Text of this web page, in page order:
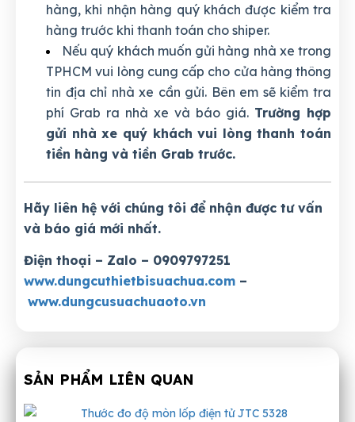
hàng, khi nhận hàng quý khách được kiểm tra
hàng trước khi thanh toán cho shiper.
Nếu quý khách muốn gửi hàng nhà xe trong
TPHCM vui lòng cung cấp cho cửa hàng thông
tin địa chỉ nhà xe cần gửi. Bên em sẽ kiểm tra
phí Grab ra nhà xe và báo giá. Trường hợp
gửi nhà xe quý khách vui lòng thanh toán
tiền hàng và tiền Grab trước.
Hãy liên hệ với chúng tôi để nhận được tư vấn
và báo giá mới nhất.
Điện thoại – Zalo – 0909797251
www.dungcuthietbisuachua.com –
www.dungcusuachuaoto.vn
SẢN PHẨM LIÊN QUAN